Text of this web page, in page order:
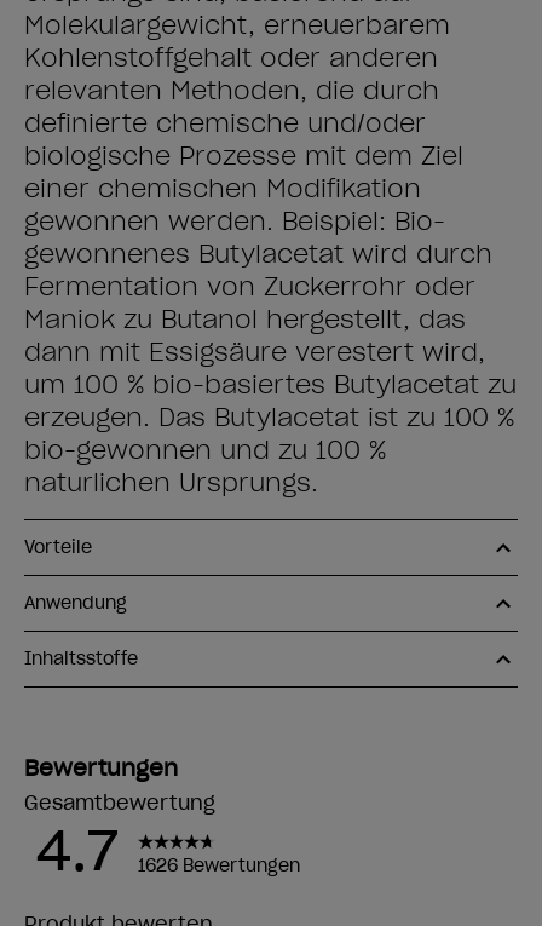
Molekulargewicht, erneuerbarem
Kohlenstoffgehalt oder anderen
relevanten Methoden, die durch
definierte chemische und/oder
biologische Prozesse mit dem Ziel
einer chemischen Modifikation
gewonnen werden. Beispiel: Bio-
gewonnenes Butylacetat wird durch
Fermentation von Zuckerrohr oder
Maniok zu Butanol hergestellt, das
dann mit Essigsäure verestert wird,
um 100 % bio-basiertes Butylacetat zu
erzeugen. Das Butylacetat ist zu 100 %
bio-gewonnen und zu 100 %
natürlichen Ursprungs.
Vorteile
Anwendung
Inhaltsstoffe